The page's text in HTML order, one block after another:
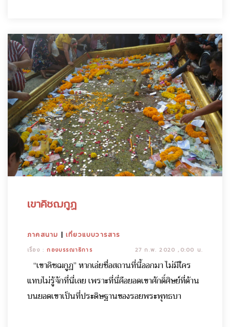
เขาคิชฌกูฏ
ภาคสนาม |เที่ยวแบบวารสาร
เรื่อง :กองบรรณาธิการ 27 ก.พ. 2020 ,0:00 น.
“เขาคิชฌกูฏ” หากเอ่ยชื่อสถานที่นี้ออกมา ไม่มีใคร
แทบไม่รู้จักที่นี่เลย เพราะที่นี่คือยอดเขาศักดิ์ศิษย์ที่ด้าน
บนยอดเขาเป็นที่ประดิษฐานของรอยพระพุทธบา